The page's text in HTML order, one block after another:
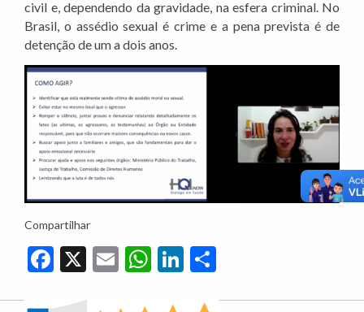
civil e, dependendo da gravidade, na esfera criminal. No
Brasil, o assédio sexual é crime e a pena prevista é de
detenção de um a dois anos.
Compartilhar
Facebook
X EmailWhatsApp
LinkedIn